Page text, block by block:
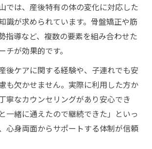
では、産後特有の体の変化に対応した
識が求められています。骨盤矯正や筋
指導など、複数の要素を組み合わせた
チが効果的です。
後ケアに関する経験や、子連れでも安
も欠かせません。実際に利用した方か
寧なカウンセリングがあり安心でき
一緒に通えたので継続できた」といっ
心身両面からサポートする体制が信頼